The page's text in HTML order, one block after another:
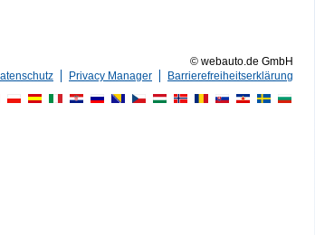
© webauto.de GmbH
Privacy Manager
Barrierefreiheitserklärung